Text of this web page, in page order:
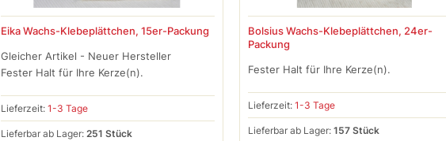
Eika Wachs-Klebeplättchen, 15er-Packung
Gleicher Artikel - Neuer Hersteller
Fester Halt für Ihre Kerze(n).
Lieferzeit: 1-3 Tage
Lieferbar ab Lager: 251 Stück
Bolsius Wachs-Klebeplättchen, 24er-
Packung
Fester Halt für Ihre Kerze(n).
Lieferzeit: 1-3 Tage
Lieferbar ab Lager: 157 Stück